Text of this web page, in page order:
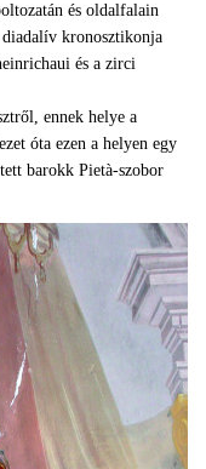
és oldalfalain
diadalív kronosztikonja
és a zirci
ennek helye a
óta ezen a helyen egy
barokk Pietà-szobor